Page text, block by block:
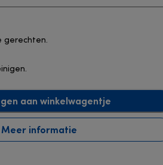
gerechten.
aan winkelwagentje
Meer informatie